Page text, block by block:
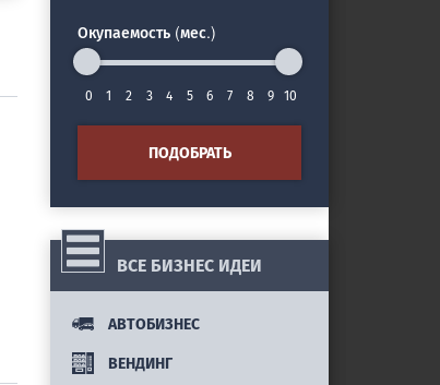
Окупаемость (мес.)
0 1 2 3 4 5 6 7 8 9 10
ПОДОБРАТЬ
ВСЕ БИЗНЕС ИДЕИ
АВТОБИЗНЕС
ВЕНДИНГ